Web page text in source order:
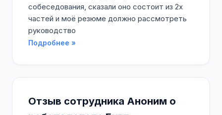
собеседования, сказали оно состоит из 2х
частей и моё резюме должно рассмотреть
руководство
Подробнее »
Отзыв сотрудника Аноним о